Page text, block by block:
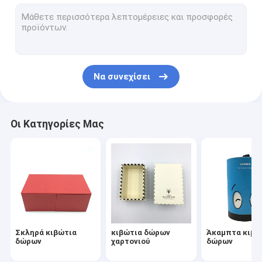
Βιβλίο αρμόδιων για το σχεδιασμό διοργανωτών
Υπηρεσίες εκτύπωσης όφσετ
Γρίφοι τορνευτικών πριονιών DIY
Ημερολόγιο γραφείων χαρτονιού
Σπειροειδές σημειωματάριο εγγράφου
Να συνεχίσει
Οι Κατηγορίες Μας
Σκληρά κιβώτια
δώρων
κιβώτια δώρων
χαρτονιού
Άκαμπτα
δώρων